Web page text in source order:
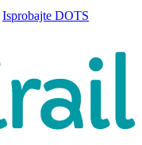
Isprobajte DOTS